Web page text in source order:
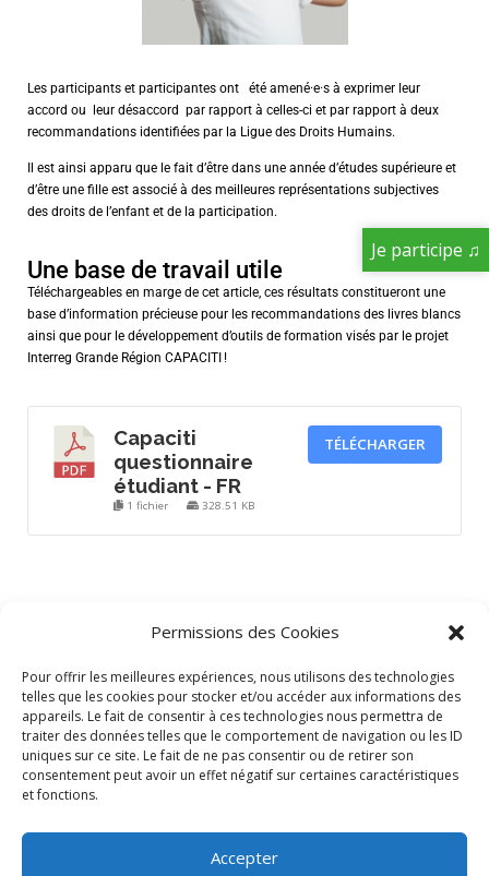
Permissions des Cookies
Pour offrir les meilleures expériences, nous utilisons des technologies
telles que les cookies pour stocker et/ou accéder aux informations des
appareils. Le fait de consentir à ces technologies nous permettra de
traiter des données telles que le comportement de navigation ou les ID
uniques sur ce site. Le fait de ne pas consentir ou de retirer son
consentement peut avoir un effet négatif sur certaines caractéristiques
et fonctions.
Accepter
Les participants et participantes ont été amené·e·s à exprimer leur
accord ou
leur désaccord par rapport à celles-ci et par rapport à deux
recommandations identifiées par la Ligue des Droits Humains.
Il est ainsi apparu que le fait d’être dans une année d’études supérieure et
d’être une fille est associé à des meilleures représentations subjectives
des droits de l’enfant et de la participation.
Une base de travail utile
Téléchargeables en marge de cet article, ces résultats constitueront une
base d’information précieuse pour les recommandations des livres blancs
ainsi que pour le développement d’outils de formation visés par le projet
Interreg Grande Région CAPACITI !
Capaciti
questionnaire
étudiant - FR
1 fichier 328.51 KB
TÉLÉCHARGER
PUBLIÉ DANS RESSOURCE
Contacts
Je participe ♫